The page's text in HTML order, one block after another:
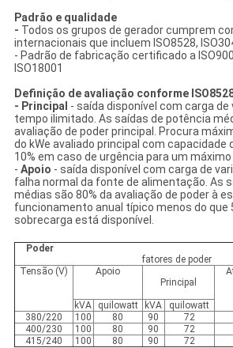
Padrão e qualidade
- Todos os grupos de gerador cumprem
internacionais que incluem ISO8528,
- Padrão de fabricação certificado a
ISO18001
Definição de avaliação conforme
- Principal - saída disponível com carga de
tempo ilimitado. As saídas de potência
avaliação de poder principal. Procura
do kWe avaliado principal com capacidade
10% em caso de urgência para um máximo
- Apoio - saída disponível com carga de
falha normal da fonte de alimentação. As
médias são 80% da avaliação de poder à
funcionamento anual típico menos do que
sobrecarga está disponível.
fatores de poder
Tensão (V)
Apoio
Principal
kVA quilowatt kVA
quilowatt
380/220
100 80 90 72
400/230
100 80 90 72
415/240
100 80 90 72